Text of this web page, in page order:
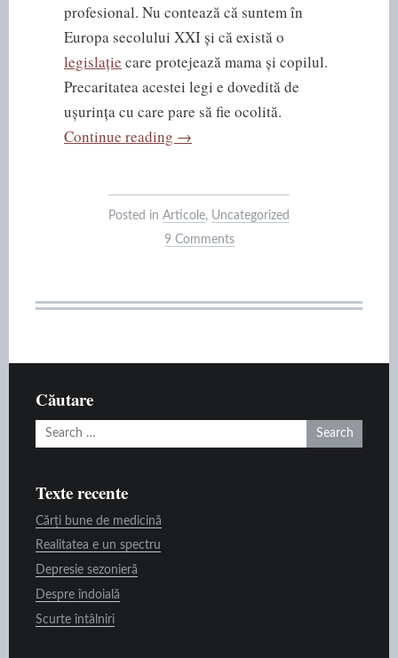
profesional. Nu contează că suntem în
Europa secolului XXI și că există o
legislație care protejează mama și copilul.
Precaritatea acestei legi e dovedită de
ușurința cu care pare să fie ocolită.
Continue reading “Maternitatea
românească”
→
Posted in Articole, Uncategorized
9 Comments
Căutare
Search
Texte recente
Cărți bune de medicină
Realitatea e un spectru
Depresie sezonieră
Despre îndoială
Scurte întâlniri